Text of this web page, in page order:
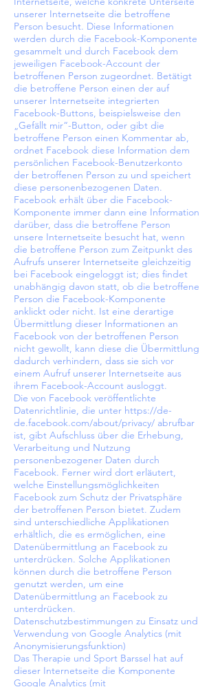
unserer Internetseite die betroffene
Person besucht. Diese Informationen
werden durch die Facebook-Komponente
gesammelt und durch Facebook dem
jeweiligen Facebook-Account der
betroffenen Person zugeordnet. Betätigt
die betroffene Person einen der auf
unserer Internetseite integrierten
Facebook-Buttons, beispielsweise den
„Gefällt mir“-Button, oder gibt die
betroffene Person einen Kommentar ab,
ordnet Facebook diese Information dem
persönlichen Facebook-Benutzerkonto
der betroffenen Person zu und speichert
diese personenbezogenen Daten.
Facebook erhält über die Facebook-
Komponente immer dann eine Information
darüber, dass die betroffene Person
unsere Internetseite besucht hat, wenn
die betroffene Person zum Zeitpunkt des
Aufrufs unserer Internetseite gleichzeitig
bei Facebook eingeloggt ist; dies findet
unabhängig davon statt, ob die betroffene
Person die Facebook-Komponente
anklickt oder nicht. Ist eine derartige
Übermittlung dieser Informationen an
Facebook von der betroffenen Person
nicht gewollt, kann diese die Übermittlung
dadurch verhindern, dass sie sich vor
einem Aufruf unserer Internetseite aus
ihrem Facebook-Account ausloggt.
Die von Facebook veröffentlichte
Datenrichtlinie, die unter https://de-
de.facebook.com/about/privacy/ abrufbar
ist, gibt Aufschluss über die Erhebung,
Verarbeitung und Nutzung
personenbezogener Daten durch
Facebook. Ferner wird dort erläutert,
welche Einstellungsmöglichkeiten
Facebook zum Schutz der Privatsphäre
der betroffenen Person bietet. Zudem
sind unterschiedliche Applikationen
erhältlich, die es ermöglichen, eine
Datenübermittlung an Facebook zu
unterdrücken. Solche Applikationen
können durch die betroffene Person
genutzt werden, um eine
Datenübermittlung an Facebook zu
unterdrücken.
Datenschutzbestimmungen zu Einsatz und
Verwendung von Google Analytics (mit
Anonymisierungsfunktion)
Das Therapie und Sport Barssel hat auf
dieser Internetseite die Komponente
Google Analytics (mit